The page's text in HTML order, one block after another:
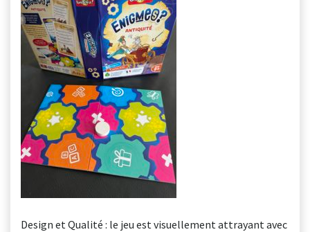
Design et Qualité : le jeu est visuellement attrayant avec